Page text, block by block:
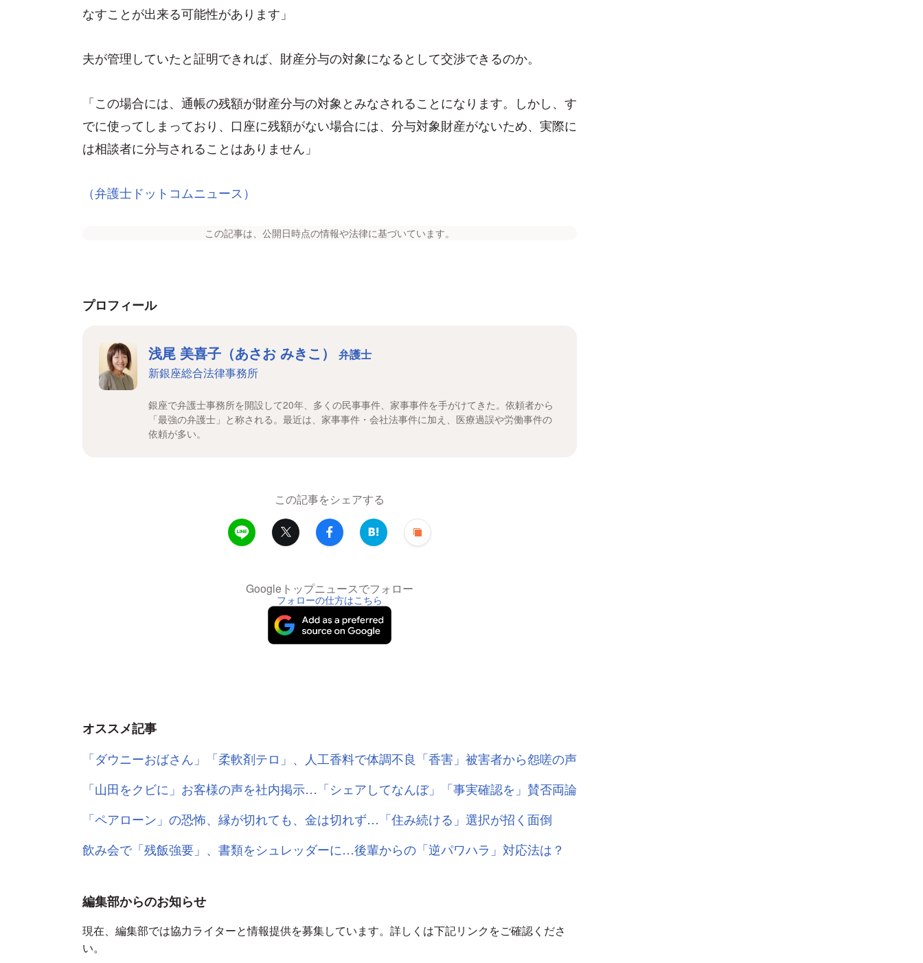
なすことが出来る可能性があります」
夫が管理していたと証明できれば、財産分与の対象になるとして交渉できるのか。
「この場合には、通帳の残額が財産分与の対象とみなされることになります。しかし、す
でに使ってしまっており、口座に残額がない場合には、分与対象財産がないため、実際に
は相談者に分与されることはありません」
（弁護士ドットコムニュース）
この記事は、公開日時点の情報や法律に基づいています。
プロフィール
浅尾 美喜子（あさお みきこ） 弁護士
新銀座総合法律事務所
銀座で弁護士事務所を開設して20年、多くの民事事件、家事事件を手がけてきた。依頼者から
「最強の弁護士」と称される。最近は、家事事件・会社法事件に加え、医療過誤や労働事件の
依頼が多い。
この記事をシェアする
Googleトップニュースでフォロー
フォローの仕方はこちら
オススメ記事
「ダウニーおばさん」「柔軟剤テロ」、人工香料で体調不良「香害」被害者から怨嗟の声
「山田をクビに」お客様の声を社内掲示…「シェアしてなんぼ」「事実確認を」賛否両論
「ペアローン」の恐怖、縁が切れても、金は切れず…「住み続ける」選択が招く面倒
飲み会で「残飯強要」、書類をシュレッダーに…後輩からの「逆パワハラ」対応法は？
編集部からのお知らせ
現在、編集部では協力ライターと情報提供を募集しています。詳しくは下記リンクをご確認くださ
い。